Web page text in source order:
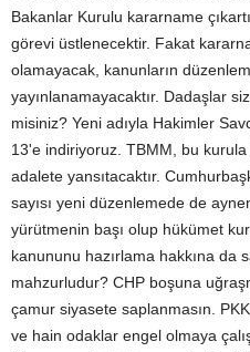
Bakanlar Kurulu kararname
görevi üstlenecektir. Fakat
olamayacak, kanunların
yayınlanamayacaktır. Dadaşlar
misiniz? Yeni adıyla Hakimler
13'e indiriyoruz. TBMM, bu
adalete yansıtacaktır.
sayısı yeni düzenlemede de
yürütmenin başı olup hükümet
kanununu hazırlama hakkına da
mahzurludur? CHP boşuna
çamur siyasete saplanmasın.
ve hain odaklar engel olmaya